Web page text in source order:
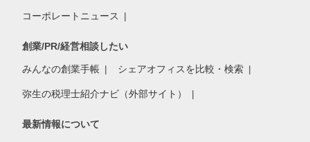
コーポレートニュース
創業/PR/経営相談したい
みんなの創業手帳 シェアオフィスを比較・検索
弥生の税理士紹介ナビ（外部サイト）
最新情報について